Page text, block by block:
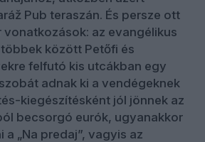
Pub teraszán. És persze ott
vonatkozások: az evangélikus
között Petőfi és
felfutó kis utcákban egy
adnak ki a vendégeknek
kiegészítésként jól jönnek az
becsorgó eurók, ugyanakkor
a „Na predaj”, vagyis az